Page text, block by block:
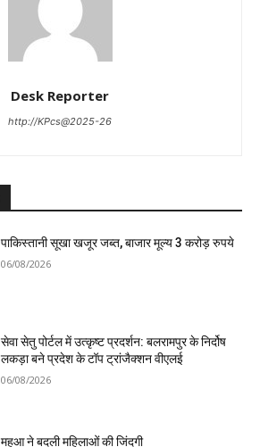
Desk Reporter
http://KPcs@2025-26
पाकिस्तानी सूखा खजूर जब्त, बाजार मूल्य 3 करोड़ रुपये
06/08/2026
सेवा सेतु पोर्टल में उत्कृष्ट प्रदर्शन: बलरामपुर के निर्दोष
लकड़ा बने प्रदेश के टॉप ट्रांजैक्शन वीएलई
06/08/2026
महुआ ने बदली महिलाओं की जिंदगी